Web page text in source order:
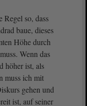
Regel so, dass
baue, dieses
Höhe durch
Wenn das
höher ist, als
muss ich mit
gehen und
ist, auf seiner